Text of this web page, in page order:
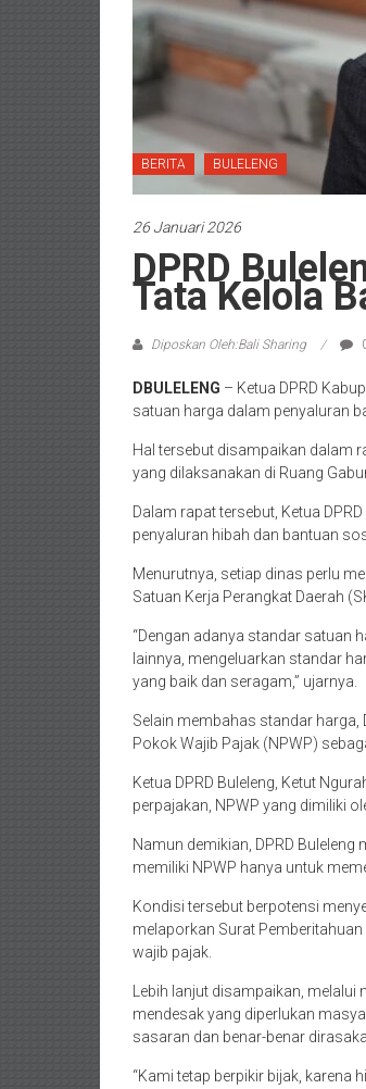
BERITA BULELENG
26 Januari 2026
DPRD
Tata Kelola
Diposkan Oleh:Bali Sharing
DBULELENG – Ketua DPRD
satuan harga dalam penyaluran
Hal tersebut disampaikan dalam
yang dilaksanakan di Ruang
Dalam rapat tersebut, Ketua
penyaluran hibah dan bantuan
Menurutnya, setiap dinas perlu
Satuan Kerja Perangkat Daerah
“Dengan adanya standar satuan
lainnya, mengeluarkan standar
yang baik dan seragam,” ujarnya.
Selain membahas standar harga,
Pokok Wajib Pajak (NPWP)
Ketua DPRD Buleleng, Ketut
perpajakan, NPWP yang dimiliki
Namun demikian, DPRD
memiliki NPWP hanya untuk
Kondisi tersebut berpotensi
melaporkan Surat
wajib pajak.
Lebih lanjut disampaikan,
mendesak yang diperlukan
sasaran dan benar-benar
“Kami tetap berpikir bijak, karena